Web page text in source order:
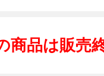
商品は販売